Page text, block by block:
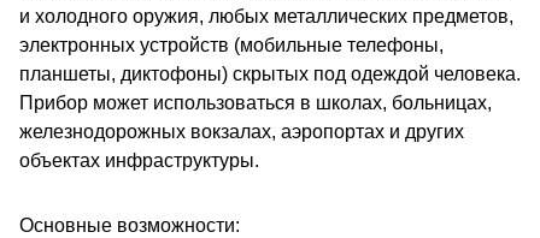
и холодного оружия, любых металлических предметов,
электронных устройств (мобильные телефоны,
планшеты, диктофоны) скрытых под одеждой человека.
Прибор может использоваться в школах, больницах,
железнодорожных вокзалах, аэропортах и других
объектах инфраструктуры.
Основные возможности: